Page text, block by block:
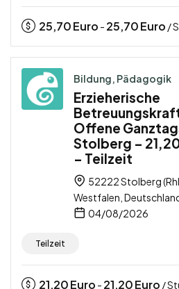
25,70Euro - 25,70Euro /
Bildung, Pädagogik
Erzieherische
Offene
Stolberg –
– Teilzeit
52222 Stolberg
Westfalen,
04/08/2026
Teilzeit
21,20Euro - 21,20Euro /